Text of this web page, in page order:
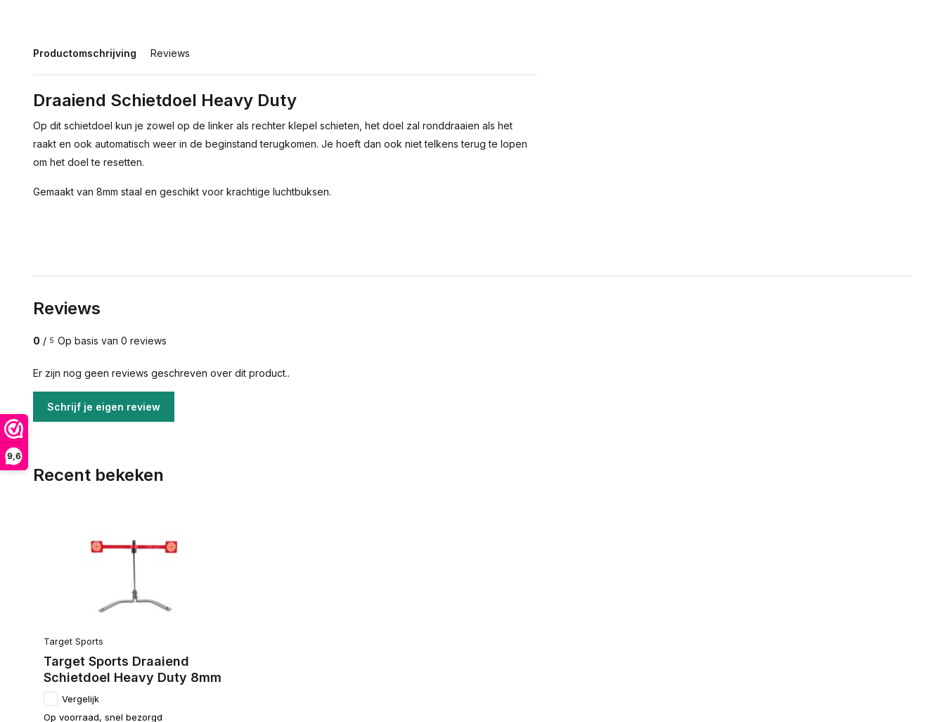
9,6
Productomschrijving Reviews
Draaiend Schietdoel Heavy Duty
Op dit schietdoel kun je zowel op de linker als rechter klepel schieten, het doel zal ronddraaien als het
raakt en ook automatisch weer in de beginstand terugkomen. Je hoeft dan ook niet telkens terug te lopen
om het doel te resetten.
Gemaakt van 8mm staal en geschikt voor krachtige luchtbuksen.
Reviews
0 / 5 Op basis van 0 reviews
Er zijn nog geen reviews geschreven over dit product..
Schrijf je eigen review
Recent bekeken
Target Sports
Target Sports Draaiend
Schietdoel Heavy Duty 8mm
Vergelijk
Op voorraad, snel bezorgd